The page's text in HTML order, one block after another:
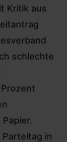
Kritik aus
schlechte
Parteitag in